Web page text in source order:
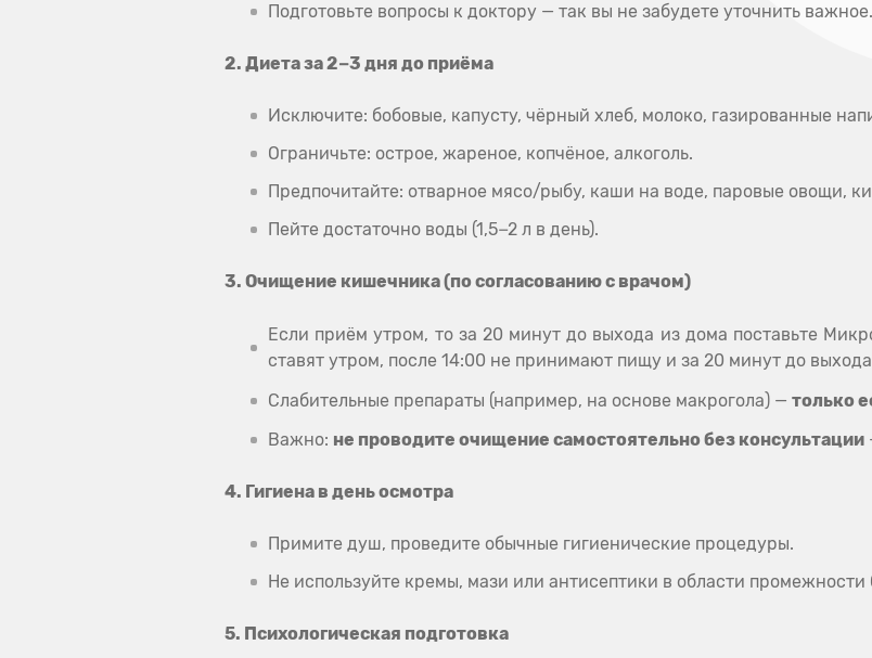
Подготовьте вопросы к доктору — так вы не забудете уточнить важное.
2. Диета за 2−3 дня до приёма
Исключите: бобовые, капусту, чёрный хлеб, молоко, газированные
Ограничьте: острое, жареное, копчёное, алкоголь.
Предпочитайте: отварное мясо/рыбу, каши на воде, паровые овощи,
Пейте достаточно воды (1,5−2 л в день).
3. Очищение кишечника (по согласованию с врачом)
Если приём утром, то за 20 минут до выхода из дома поставьте
ставят утром, после 14:00 не принимают пищу и за 20 минут до
Слабительные препараты (например, на основе макрогола) — только
Важно: не проводите очищение самостоятельно без консультации
4. Гигиена в день осмотра
Примите душ, проведите обычные гигиенические процедуры.
Не используйте кремы, мази или антисептики в области промежности
5. Психологическая подготовка